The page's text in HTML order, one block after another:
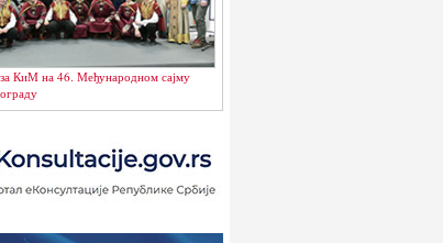
за КиМ на 46. Међународном сајму